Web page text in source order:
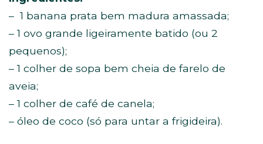
– 1 banana prata bem madura amassada;
– 1 ovo grande ligeiramente batido (ou 2
pequenos);
– 1 colher de sopa bem cheia de farelo de
aveia;
– 1 colher de café de canela;
– óleo de coco (só para untar a frigideira).